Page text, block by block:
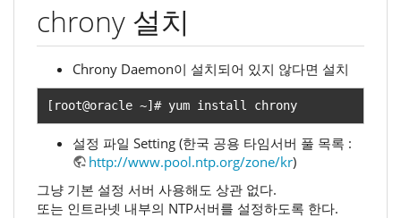
chrony 설치
Chrony Daemon이 설치되어 있지 않다면 설치
[ root@oracle ~]# yum install chrony
설정 파일 Setting (한국 공용 타임서버 풀 목록 :
http://www.pool.ntp.org/zone/kr)
그냥 기본 설정 서버 사용해도 상관 없다.
또는 인트라넷 내부의 NTP서버를 설정하도록 한다.